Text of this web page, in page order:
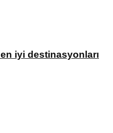
iyi destinasyonları